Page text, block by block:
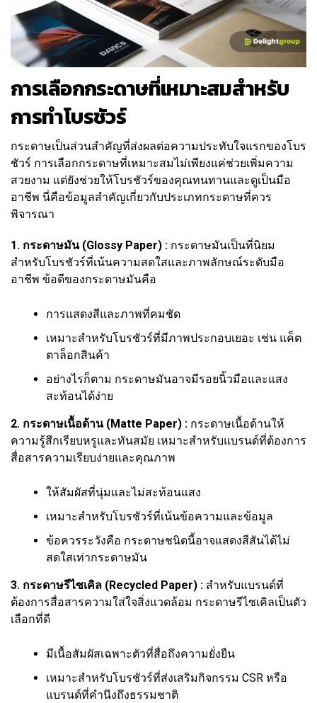
การเลือกกระดาษที่เหมาะสมสำหรับ
การทำโบรชัวร์
กระดาษเป็นส่วนสำคัญที่ส่งผลต่อความประทับใจแรกของโบร
ชัวร์ การเลือกกระดาษที่เหมาะสมไม่เพียงแค่ช่วยเพิ่มความ
สวยงาม แต่ยังช่วยให้โบรชัวร์ของคุณทนทานและดูเป็นมือ
อาชีพ นี่คือข้อมูลสำคัญเกี่ยวกับประเภทกระดาษที่ควร
พิจารณา
1. กระดาษมัน (Glossy Paper) : กระดาษมันเป็นที่นิยม
สำหรับโบรชัวร์ที่เน้นความสดใสและภาพลักษณ์ระดับมือ
อาชีพ ข้อดีของกระดาษมันคือ
การแสดงสีและภาพที่คมชัด
เหมาะสำหรับโบรชัวร์ที่มีภาพประกอบเยอะ เช่น แค็ต
ตาล็อกสินค้า
อย่างไรก็ตาม กระดาษมันอาจมีรอยนิ้วมือและแสง
สะท้อนได้ง่าย
2. กระดาษเนื้อด้าน (Matte Paper) : กระดาษเนื้อด้านให้
ความรู้สึกเรียบหรูและทันสมัย เหมาะสำหรับแบรนด์ที่ต้องการ
สื่อสารความเรียบง่ายและคุณภาพ
ให้สัมผัสที่นุ่มและไม่สะท้อนแสง
เหมาะสำหรับโบรชัวร์ที่เน้นข้อความและข้อมูล
ข้อควรระวังคือ กระดาษชนิดนี้อาจแสดงสีสันได้ไม่
สดใสเท่ากระดาษมัน
3. กระดาษรีไซเคิล (Recycled Paper) : สำหรับแบรนด์ที่
ต้องการสื่อสารความใส่ใจสิ่งแวดล้อม กระดาษรีไซเคิลเป็นตัว
เลือกที่ดี
มีเนื้อสัมผัสเฉพาะตัวที่สื่อถึงความยั่งยืน
เหมาะสำหรับโบรชัวร์ที่ส่งเสริมกิจกรรม CSR หรือ
แบรนด์ที่คำนึงถึงธรรมชาติ